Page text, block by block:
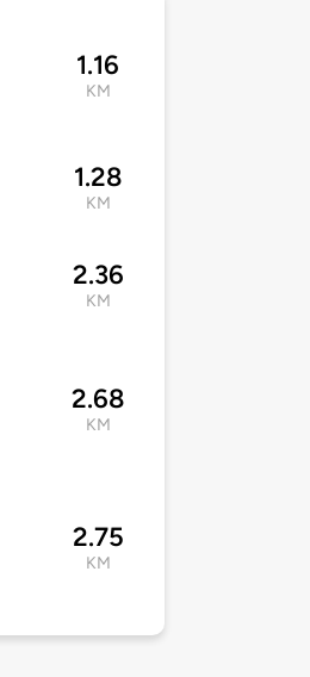
1.16
KM
1.28
KM
2.36
KM
2.68
KM
2.75
KM